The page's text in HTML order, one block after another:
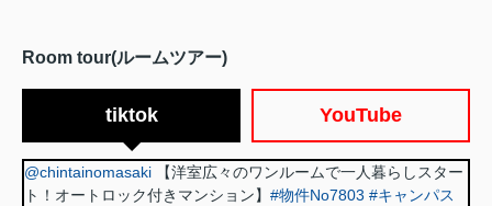
Room tour(ルームツアー)
tiktok YouTube
@chintainomasaki 【洋室広々のワンルームで一人暮らしスター
ト！オートロック付きマンション】 #物件No7803 #キャンパス